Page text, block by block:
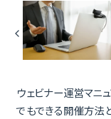
ウェビナー運営マニ
でもできる開催方法